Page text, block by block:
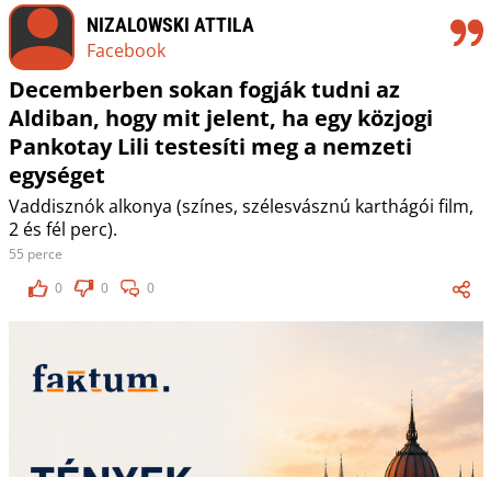
NIZALOWSKI ATTILA
Facebook
Decemberben sokan fogják tudni az
Aldiban, hogy mit jelent, ha egy közjogi
Pankotay Lili testesíti meg a nemzeti
egységet
Vaddisznók alkonya (színes, szélesvásznú karthágói film,
2 és fél perc).
55 perce
0
0 0